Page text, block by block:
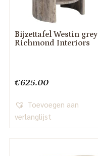
Bijzettafel Westin grey
Richmond Interiors
€625.00
Toevoegen aan
verlanglijst